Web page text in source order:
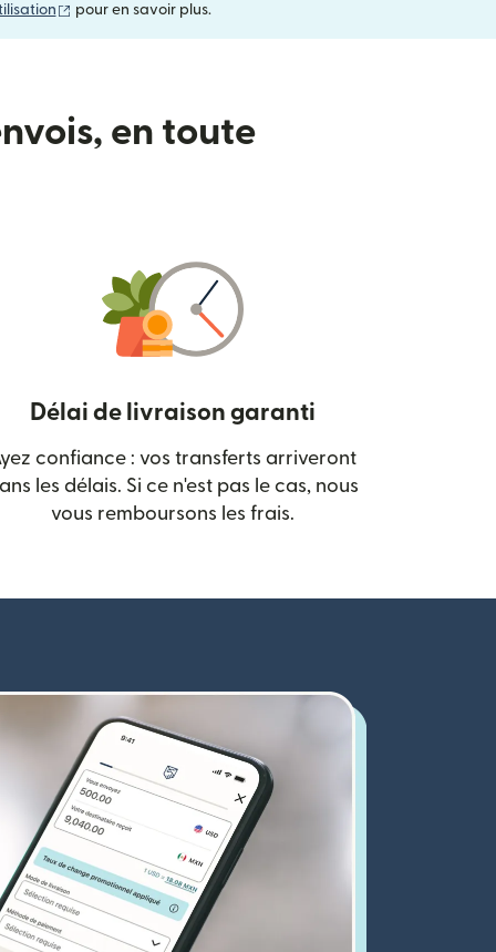
(s'ouvre dans une nouvelle fenêtre)
pour en savoir plus.
en toute
nouvelle fenêtre)
Délai de livraison garanti
confiance : vos transferts arriveront
les délais. Si ce n'est pas le cas, nous
vous remboursons les frais.